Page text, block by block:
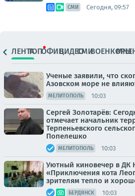
СМИ Сегодня, 09:57
ЛЕНТАТОПОФИЦ.ВИДЕОСМИВОЕНКОРЫ
Ученые заявили, что
Азовском море не
МЕЛИТОПОЛЬ 10:03
Сергей Золотарёв:
отмечает начальник
Терпеньевского
Попелешко
МЕЛИТОПОЛЬ 10:03
Уютный киновечер в ДК
«Приключения кота
зрителям тепло и
БЕРДЯНСК 10:03